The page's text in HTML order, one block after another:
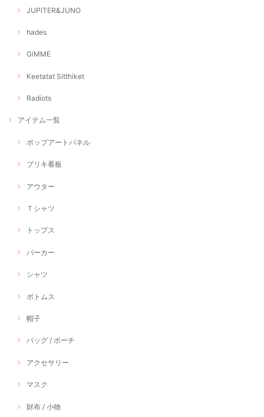
JUPITER&JUNO
hades
GiMME
Keetatat Sitthiket
Radiots
アイテム一覧
ポップアートパネル
ブリキ看板
アウター
Ｔシャツ
トップス
パーカー
シャツ
ボトムス
帽子
バッグ / ポーチ
アクセサリー
マスク
財布 / 小物